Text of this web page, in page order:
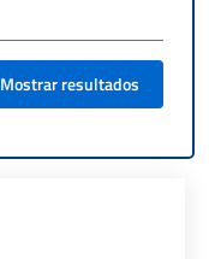
Mostrar resultados